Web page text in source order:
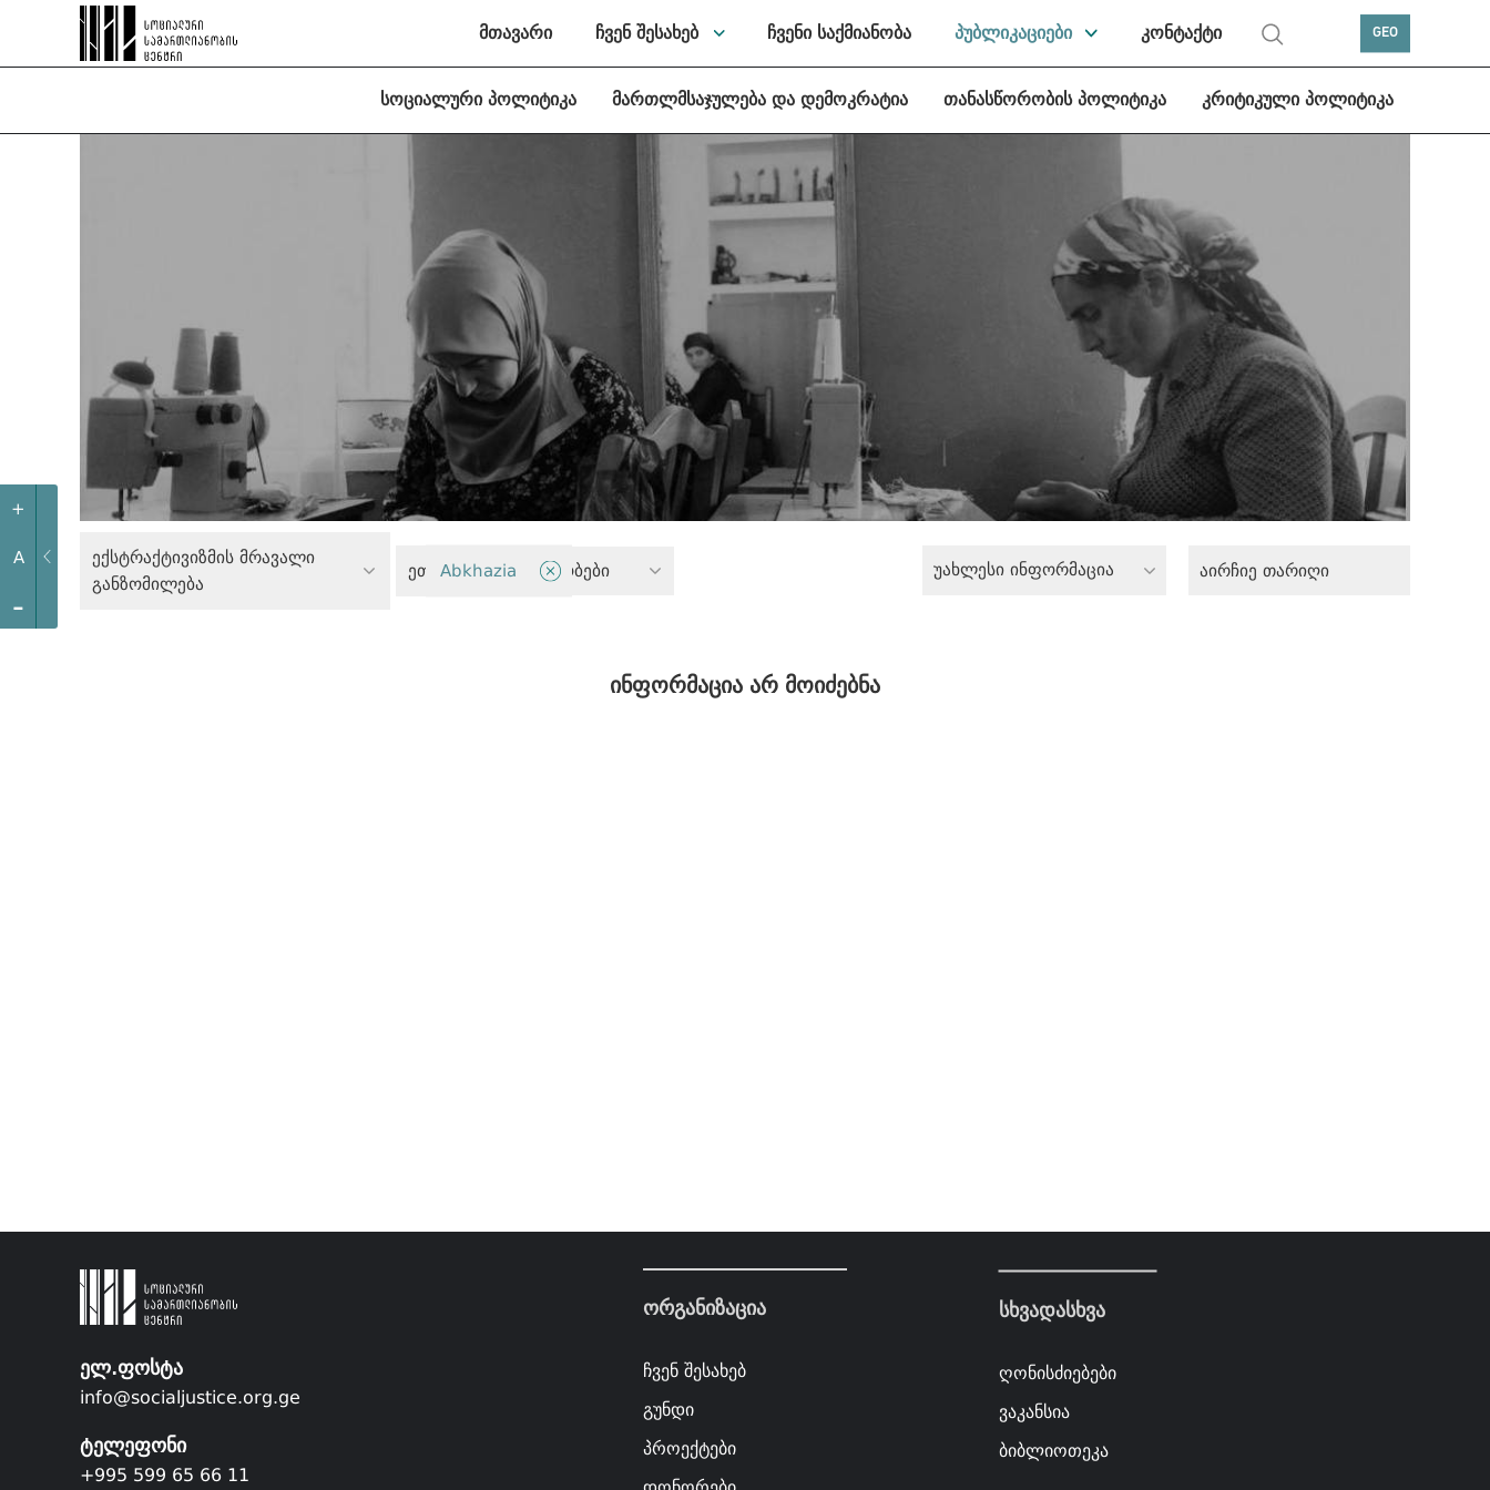
+
A
-
მთავარი ჩვენ შესახებ ჩვენი საქმიანობა პუბლიკაციები კონტაქტი GEO
სოციალური პოლიტიკა მართლმსაჯულება და დემოკრატია თანასწორობის პოლიტიკა კრიტიკული პოლიტიკა
ექსტრაქტივიზმის მრავალი
განზომილება
ეთნიკური უმცირესობები
Abkhazia უახლესი ინფორმაცია
ინფორმაცია არ მოიძებნა
ელ.ფოსტა
info@socialjustice.org.ge
ტელეფონი
+995 599 65 66 11
ორგანიზაცია
ჩვენ შესახებ
გუნდი
პროექტები
სხვადასხვა
ღონისძიებები
ვაკანსია
ბიბლიოთეკა